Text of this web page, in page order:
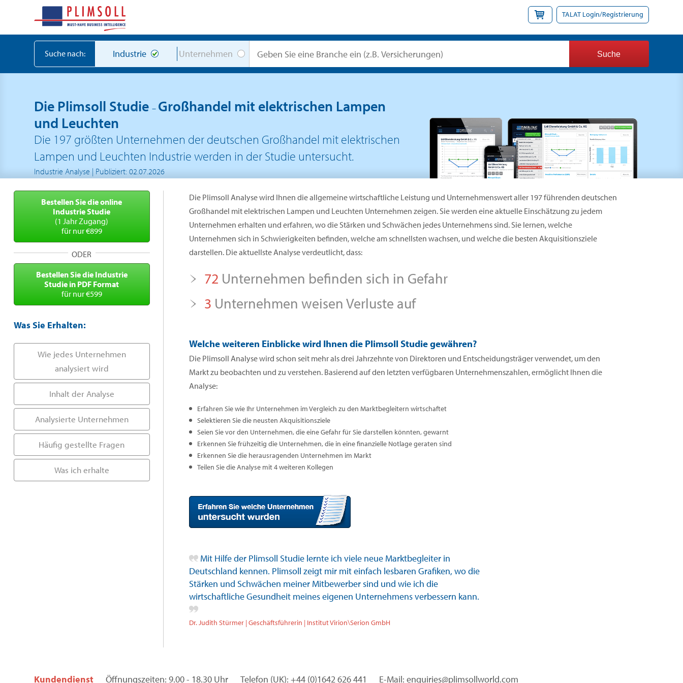
TALAT Login/Registrierung
Suche nach: Industrie Unternehmen
Die Plimsoll Studie– Großhandel mit elektrischen Lampen
und Leuchten
Die 197 größten Unternehmen der deutschen Großhandel mit elektrischen
Lampen und Leuchten Industrie werden in der Studie untersucht.
Industrie Analyse | Publiziert: 02.07.2026
Bestellen Sie die online
Industrie Studie
(1 Jahr Zugang)
für nur €899
ODER
Bestellen Sie die Industrie
Studie in PDF Format
für nur €599
Was Sie Erhalten:
Wie jedes Unternehmen
analysiert wird
Inhalt der Analyse
Analysierte Unternehmen
Häufig gestellte Fragen
Was ich erhalte
Die Plimsoll Analyse wird Ihnen die allgemeine wirtschaftliche Leistung und Unternehmenswert aller 197 führenden deutschen
Großhandel mit elektrischen Lampen und Leuchten Unternehmen zeigen. Sie werden eine aktuelle Einschätzung zu jedem
Unternehmen erhalten und erfahren, wo die Stärken und Schwächen jedes Unternehmens sind. Sie lernen, welche
Unternehmen sich in Schwierigkeiten befinden, welche am schnellsten wachsen, und welche die besten Akquisitionsziele
darstellen. Die aktuellste Analyse verdeutlicht, dass:
72 Unternehmen befinden sich in Gefahr
3 Unternehmen weisen Verluste auf
Welche weiteren Einblicke wird Ihnen die Plimsoll Studie gewähren?
Die Plimsoll Analyse wird schon seit mehr als drei Jahrzehnte von Direktoren und Entscheidungsträger verwendet, um den
Markt zu beobachten und zu verstehen. Basierend auf den letzten verfügbaren Unternehmenszahlen, ermöglicht Ihnen die
Analyse:
Erfahren Sie wie Ihr Unternehmen im Vergleich zu den Marktbegleitern wirtschaftet
Selektieren Sie die neusten Akquisitionsziele
Seien Sie vor den Unternehmen, die eine Gefahr für Sie darstellen könnten, gewarnt
Erkennen Sie frühzeitig die Unternehmen, die in eine finanzielle Notlage geraten sind
Erkennen Sie die herausragenden Unternehmen im Markt
Teilen Sie die Analyse mit 4 weiteren Kollegen
Mit Hilfe der Plimsoll Studie lernte ich viele neue Marktbegleiter in
Deutschland kennen. Plimsoll zeigt mir mit einfach lesbaren Grafiken, wo die
Stärken und Schwächen meiner Mitbewerber sind und wie ich die
wirtschaftliche Gesundheit meines eigenen Unternehmens verbessern kann.
Dr. Judith Stürmer | Geschäftsführerin | Institut Virion\Serion GmbH
Kundendienst Öffnungszeiten: 9.00 - 18.30 Uhr Telefon (UK): +44 (0)1642 626 441 E-Mail: enquiries@plimsollworld.com